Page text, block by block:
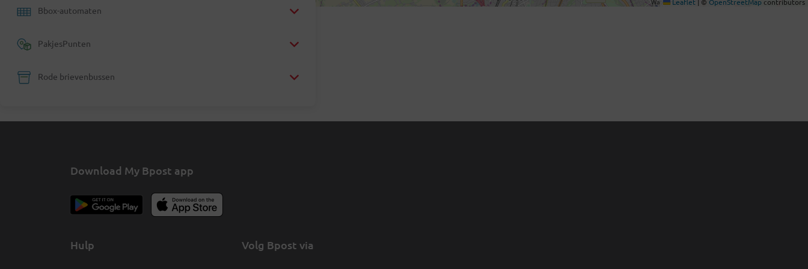
Bbox-automaten
PakjesPunten
Rode brievenbussen
Download My Bpost app
Hulp Volg Bpost via